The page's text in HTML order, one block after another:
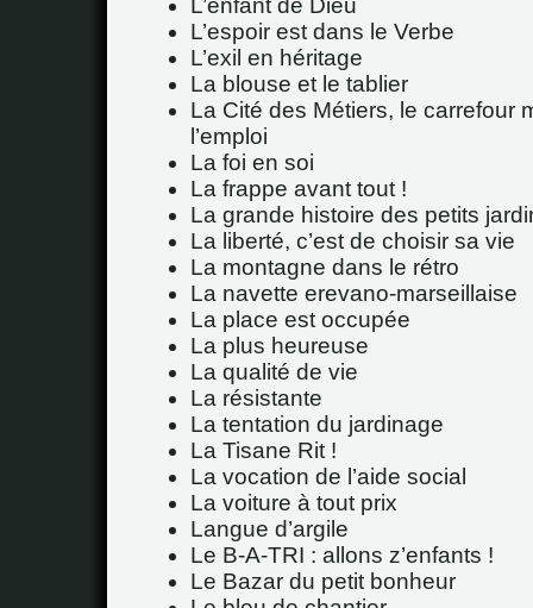
L’enfant de Dieu
L’espoir est dans le Verbe
L’exil en héritage
La blouse et le tablier
La Cité des Métiers, le carrefour
l’emploi
La foi en soi
La frappe avant tout !
La grande histoire des petits
La liberté, c’est de choisir sa vie
La montagne dans le rétro
La navette erevano-marseillaise
La place est occupée
La plus heureuse
La qualité de vie
La résistante
La tentation du jardinage
La Tisane Rit !
La vocation de l’aide social
La voiture à tout prix
Langue d’argile
Le B-A-TRI : allons z’enfants !
Le Bazar du petit bonheur